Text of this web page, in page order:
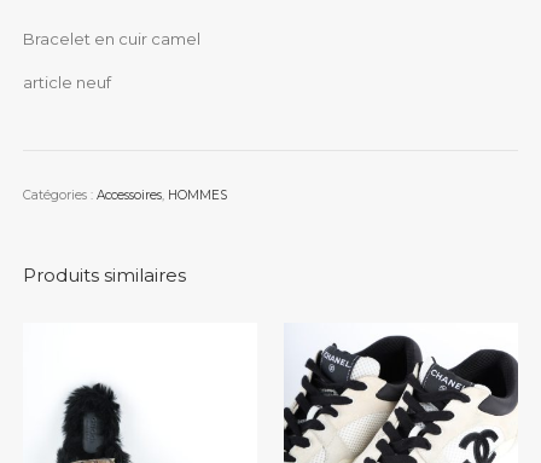
Bracelet en cuir camel
article neuf
Catégories : Accessoires, HOMMES
Produits similaires